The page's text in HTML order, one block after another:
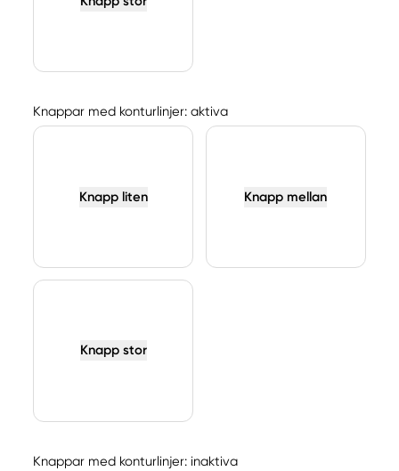
Knappar med konturlinjer: aktiva
Knapp liten Knapp mellan
Knapp stor
Knappar med konturlinjer: inaktiva